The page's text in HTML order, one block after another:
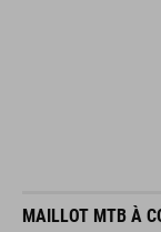
MAILLOT MTB À